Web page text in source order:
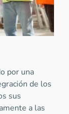
por una
de los
sus
a las